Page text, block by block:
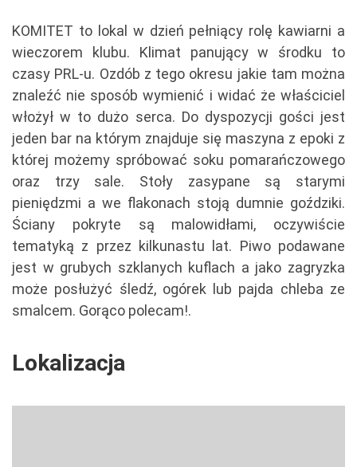
KOMITET to lokal w dzień pełniący rolę kawiarni a
wieczorem klubu. Klimat panujący w środku to
czasy PRL-u. Ozdób z tego okresu jakie tam można
znaleźć nie sposób wymienić i widać że właściciel
włożył w to dużo serca. Do dyspozycji gości jest
jeden bar na którym znajduje się maszyna z epoki z
której możemy spróbować soku pomarańczowego
oraz trzy sale. Stoły zasypane są starymi
pieniędzmi a we flakonach stoją dumnie goździki.
Ściany pokryte są malowidłami, oczywiście
tematyką z przez kilkunastu lat. Piwo podawane
jest w grubych szklanych kuflach a jako zagryzka
może posłużyć śledź, ogórek lub pajda chleba ze
smalcem. Gorąco polecam!.
Lokalizacja